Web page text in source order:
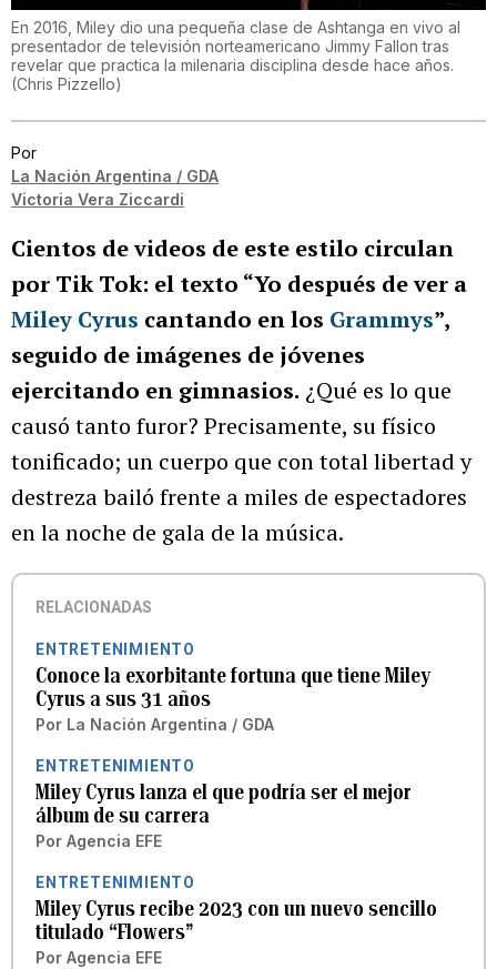
En 2016, Miley dio una pequeña clase de Ashtanga en vivo al
presentador de televisión norteamericano Jimmy Fallon tras
revelar que practica la milenaria disciplina desde hace años.
(Chris Pizzello)
Por
La Nación Argentina / GDA
Victoria Vera Ziccardi
Cientos de videos de este estilo circulan
por Tik Tok: el texto “Yo después de ver a
Miley Cyrus cantando en los Grammys”,
seguido de imágenes de jóvenes
ejercitando en gimnasios. ¿Qué es lo que
causó tanto furor? Precisamente, su físico
tonificado; un cuerpo que con total libertad y
destreza bailó frente a miles de espectadores
en la noche de gala de la música.
RELACIONADAS
ENTRETENIMIENTO
Conoce la exorbitante fortuna que tiene Miley
Cyrus a sus 31 años
Por La Nación Argentina / GDA
ENTRETENIMIENTO
Miley Cyrus lanza el que podría ser el mejor
álbum de su carrera
Por Agencia EFE
ENTRETENIMIENTO
Miley Cyrus recibe 2023 con un nuevo sencillo
titulado “Flowers”
Por Agencia EFE